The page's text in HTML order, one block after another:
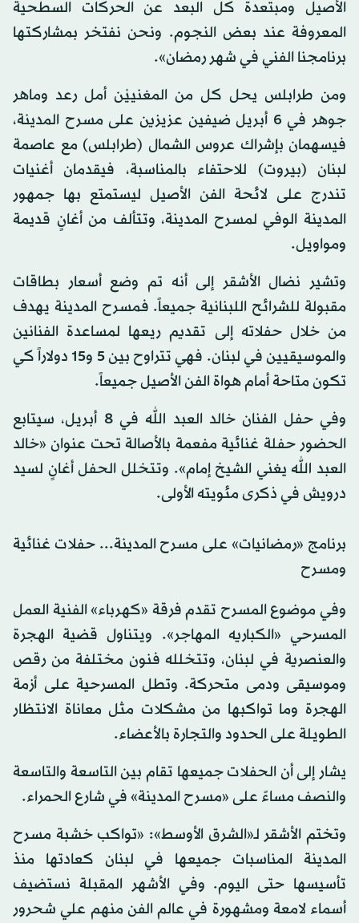
الأصيل ومبتعدة كل البعد عن الحركات السطحية
المعروفة عند بعض النجوم. ونحن نفتخر بمشاركتها
برنامجنا الفني في شهر رمضان».
ومن طرابلس يحل كل من المغنييْن أمل رعد وماهر
جوهر في 6 أبريل ضيفين عزيزين على مسرح المدينة،
فيسهمان بإشراك عروس الشمال (طرابلس) مع عاصمة
لبنان (بيروت) للاحتفاء بالمناسبة، فيقدمان أغنيات
تندرج على لائحة الفن الأصيل ليستمتع بها جمهور
المدينة الوفي لمسرح المدينة، وتتألف من أغانٍ قديمة
ومواويل.
وتشير نضال الأشقر إلى أنه تم وضع أسعار بطاقات
مقبولة للشرائح اللبنانية جميعاً. فمسرح المدينة يهدف
من خلال حفلاته إلى تقديم ريعها لمساعدة الفنانين
والموسيقيين في لبنان. فهي تتراوح بين 5 و15 دولاراً كي
تكون متاحة أمام هواة الفن الأصيل جميعاً.
وفي حفل الفنان خالد العبد الله في 8 أبريل، سيتابع
الحضور حفلة غنائية مفعمة بالأصالة تحت عنوان «خالد
العبد الله يغني الشيخ إمام». وتتخلل الحفل أغانٍ لسيد
درويش في ذكرى مئويته الأولى.
برنامج «رمضانيات» على مسرح المدينة... حفلات غنائية
ومسرح
وفي موضوع المسرح تقدم فرقة «كهرباء» الفنية العمل
المسرحي «الكباريه المهاجر». ويتناول قضية الهجرة
والعنصرية في لبنان، وتتخلله فنون مختلفة من رقص
وموسيقى ودمى متحركة. وتطل المسرحية على أزمة
الهجرة وما تواكبها من مشكلات مثل معاناة الانتظار
الطويلة على الحدود والتجارة بالأعضاء.
يشار إلى أن الحفلات جميعها تقام بين التاسعة والتاسعة
والنصف مساءً على «مسرح المدينة» في شارع الحمراء.
وتختم الأشقر لـ«الشرق الأوسط»: «تواكب خشبة مسرح
المدينة المناسبات جميعها في لبنان كعادتها منذ
تأسيسها حتى اليوم. وفي الأشهر المقبلة نستضيف
أسماء لامعة ومشهورة في عالم الفن منهم علي شحرور